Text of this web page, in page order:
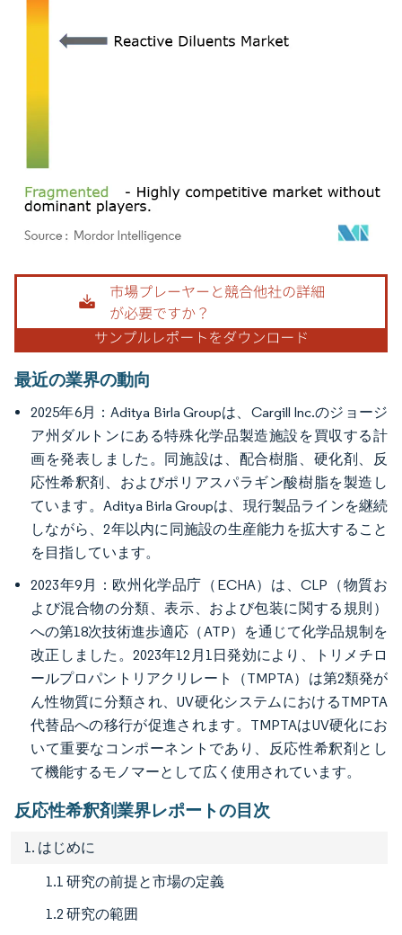
画像 © Mordor Intelligence。再利用にはCC BY 4.0の表示が必要です。
最近の業界の動向
2025年6月：Aditya Birla Groupは、Cargill Inc.のジョージ
ア州ダルトンにある特殊化学品製造施設を買収する計
画を発表しました。同施設は、配合樹脂、硬化剤、反
応性希釈剤、およびポリアスパラギン酸樹脂を製造し
ています。Aditya Birla Groupは、現行製品ラインを継続
しながら、2年以内に同施設の生産能力を拡大すること
を目指しています。
2023年9月：欧州化学品庁（ECHA）は、CLP（物質お
よび混合物の分類、表示、および包装に関する規則）
への第18次技術進歩適応（ATP）を通じて化学品規制を
改正しました。2023年12月1日発効により、トリメチロ
ールプロパントリアクリレート（TMPTA）は第2類発が
ん性物質に分類され、UV硬化システムにおけるTMPTA
代替品への移行が促進されます。TMPTAはUV硬化にお
いて重要なコンポーネントであり、反応性希釈剤とし
て機能するモノマーとして広く使用されています。
反応性希釈剤業界レポートの目次
1. はじめに
1.1 研究の前提と市場の定義
1.2 研究の範囲